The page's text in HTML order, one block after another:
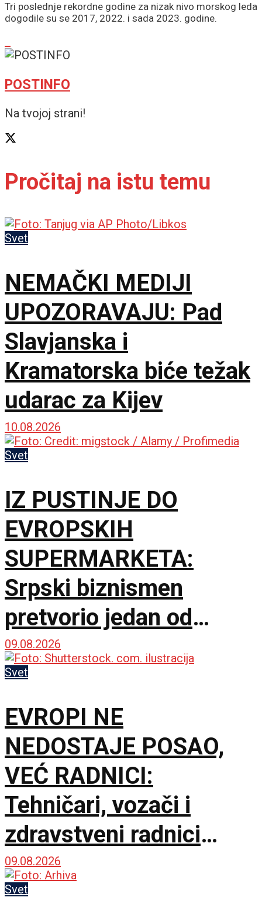
Tri poslednje rekordne godine za nizak nivo morskog leda
dogodile su se 2017, 2022. i sada 2023. godine.
POSTINFO
Na tvojoj strani!
Pročitaj na istu temu
Svet
NEMAČKI MEDIJI
UPOZORAVAJU: Pad
Slavjanska i
Kramatorska biće težak
udarac za Kijev
10.08.2026
Svet
IZ PUSTINJE DO
EVROPSKIH
SUPERMARKETA:
Srpski biznismen
pretvorio jedan od
najsušnijih krajeva
Namibije u carstvo
stonog grožđa
09.08.2026
Svet
EVROPI NE
NEDOSTAJE POSAO,
VEĆ RADNICI:
Tehničari, vozači i
zdravstveni radnici
među najtraženijima
09.08.2026
Svet